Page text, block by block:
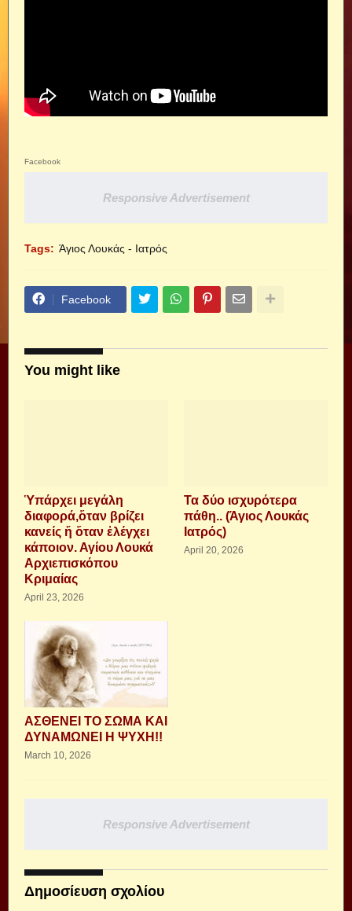
Facebook
Responsive Advertisement
Tags: Άγιος Λουκάς - Ιατρός
Facebook
You might like
Ὑπάρχει μεγάλη
διαφορά,ὅταν βρίζει
κανείς ἤ ὅταν ἐλέγχει
κάποιον. Αγίου Λουκά
Αρχιεπισκόπου
Κριμαίας
April 23, 2026
Τα δύο ισχυρότερα
πάθη.. (Άγιος Λουκάς
Ιατρός)
April 20, 2026
ΑΣΘΕΝΕΙ ΤΟ ΣΩΜΑ ΚΑΙ
ΔΥΝΑΜΩΝΕΙ Η ΨΥΧΗ!!
March 10, 2026
Responsive Advertisement
Δημοσίευση σχολίου